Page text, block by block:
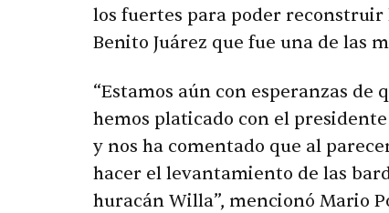
los fuertes para poder reconstruir
Benito Juárez que fue una de las
“Estamos aún con esperanzas
hemos platicado con el
y nos ha comentado que al
hacer el levantamiento de las
huracán Willa”, mencionó Mario